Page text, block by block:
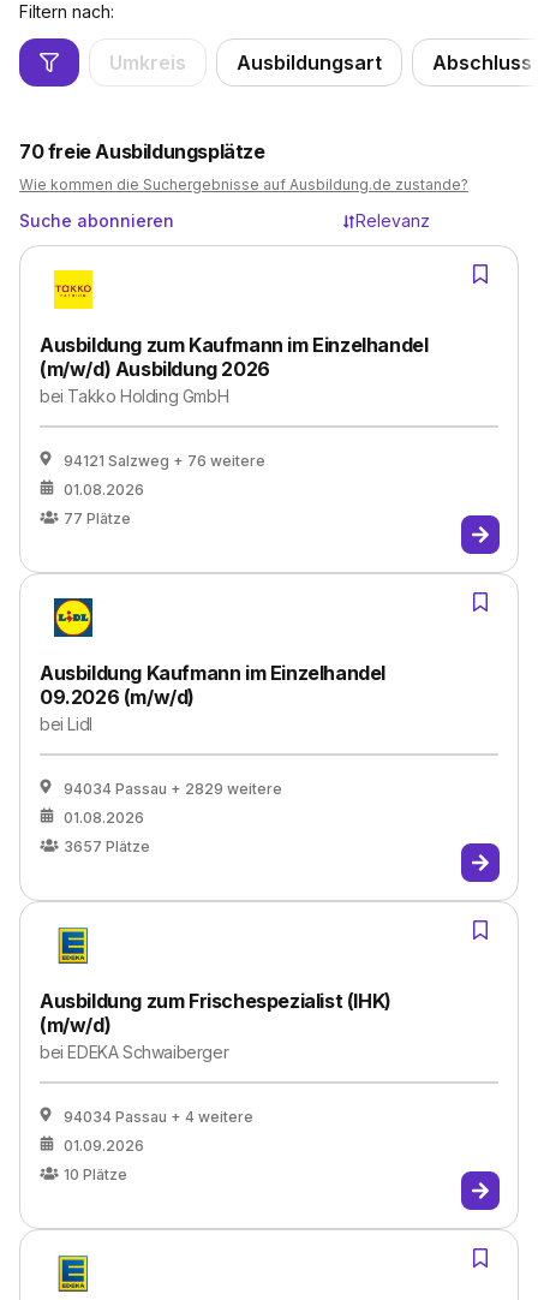
Filtern nach:
Umkreis Ausbildungsart Abschluss
70freie Ausbildungsplätze
Wie kommen die Suchergebnisse auf Ausbildung.de zustande?
Suche abonnieren Relevanz
Ausbildung zum Kaufmann im Einzelhandel
(m/w/d) Ausbildung 2026
bei Takko Holding GmbH
94121 Salzweg + 76 weitere
01.08.2026
77 Plätze
Ausbildung Kaufmann im Einzelhandel
09.2026 (m/w/d)
beiLidl
94034 Passau + 2829 weitere
01.08.2026
3657 Plätze
Ausbildung zum Frischespezialist (IHK)
(m/w/d)
beiEDEKA Schwaiberger
94034 Passau + 4 weitere
01.09.2026
10 Plätze